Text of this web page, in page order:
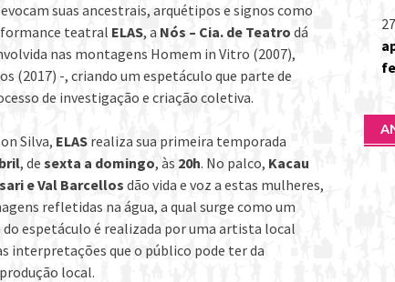
suas ancestrais, arquétipos e signos como
teatral ELAS, a Nós – Cia. de Teatro dá
nas montagens Homem in Vitro (2007),
(2017) -, criando um espetáculo que parte de
de investigação e criação coletiva.
Silva, ELAS realiza sua primeira temporada
, de sexta a domingo, às 20h. No palco, Kacau
e Val Barcellos dão vida e voz a estas mulheres,
refletidas na água, a qual surge como um
espetáculo é realizada por uma artista local
interpretações que o público pode ter da
local.